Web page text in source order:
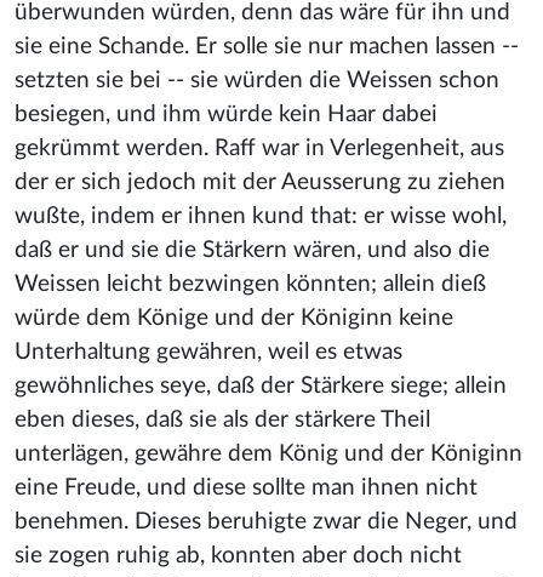
überwunden würden, denn das wäre für ihn und
sie eine Schande. Er solle sie nur machen lassen --
setzten sie bei -- sie würden die Weissen schon
besiegen, und ihm würde kein Haar dabei
gekrümmt werden. Raff war in Verlegenheit, aus
der er sich jedoch mit der Aeusserung zu ziehen
wußte, indem er ihnen kund that: er wisse wohl,
daß er und sie die Stärkern wären, und also die
Weissen leicht bezwingen könnten; allein dieß
würde dem Könige und der Königinn keine
Unterhaltung gewähren, weil es etwas
gewöhnliches seye, daß der Stärkere siege; allein
eben dieses, daß sie als der stärkere Theil
unterlägen, gewähre dem König und der Königinn
eine Freude, und diese sollte man ihnen nicht
benehmen. Dieses beruhigte zwar die Neger, und
sie zogen ruhig ab, konnten aber doch nicht